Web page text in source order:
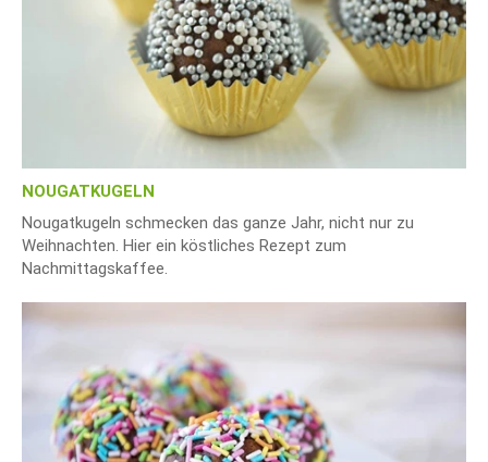
NOUGATKUGELN
Nougatkugeln schmecken das ganze Jahr, nicht nur zu
Weihnachten. Hier ein köstliches Rezept zum
Nachmittagskaffee.